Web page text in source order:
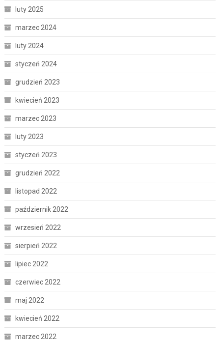
luty 2025
marzec 2024
luty 2024
styczeń 2024
grudzień 2023
kwiecień 2023
marzec 2023
luty 2023
styczeń 2023
grudzień 2022
listopad 2022
październik 2022
wrzesień 2022
sierpień 2022
lipiec 2022
czerwiec 2022
maj 2022
kwiecień 2022
marzec 2022